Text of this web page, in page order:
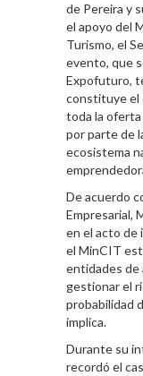
de Pereira y
el apoyo del
Turismo, el
evento, que
Expofuturo,
constituye el
toda la
por parte de
ecosistema
De acuerdo
Empresarial,
en el acto de
el MinCIT
entidades de
gestionar el
probabilidad
implica.
Durante su
recordó el